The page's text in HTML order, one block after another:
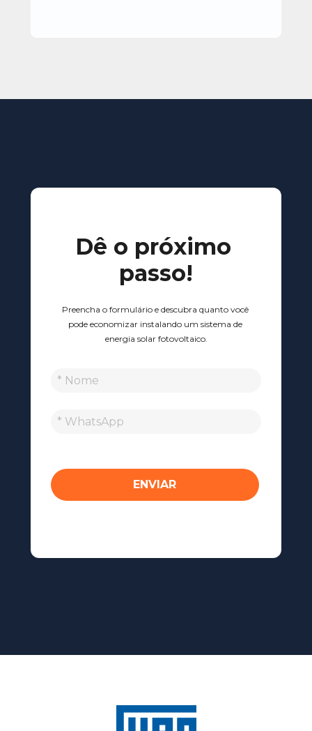
Dê o próximo
passo!
Preencha o formulário e descubra quanto você
pode economizar instalando um sistema de
energia solar fotovoltaico.
ENVIAR